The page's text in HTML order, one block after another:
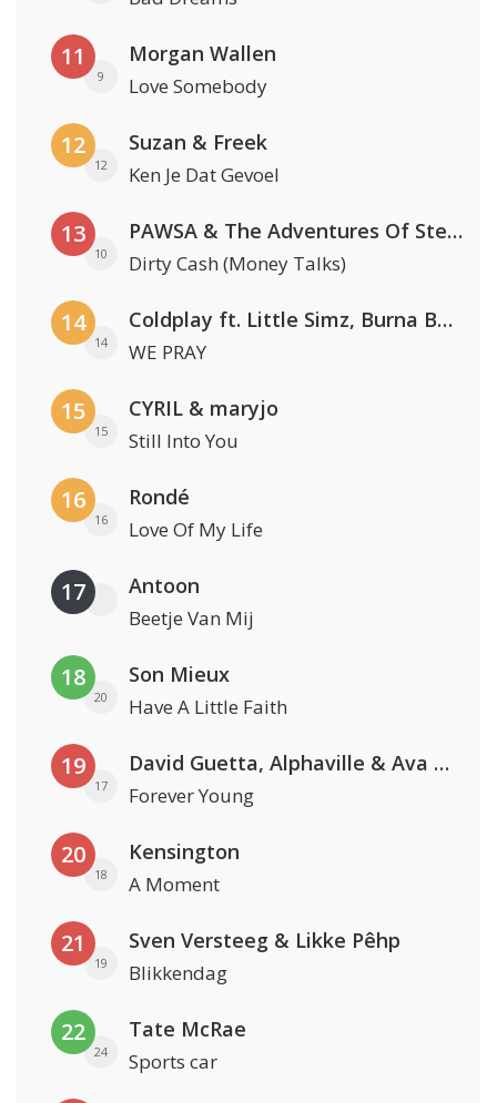
11
9
Morgan Wallen
Love Somebody
12
12
Suzan & Freek
Ken Je Dat Gevoel
13
10
PAWSA & The Adventures Of Stevie V
Dirty Cash (Money Talks)
14
14
Coldplay ft. Little Simz, Burna Boy, Elyanna & Tini
WE PRAY
15
15
CYRIL & maryjo
Still Into You
16
16
Rondé
Love Of My Life
17 Antoon
Beetje Van Mij
18
20
Son Mieux
Have A Little Faith
19
17
David Guetta, Alphaville & Ava Max
Forever Young
20
18
Kensington
A Moment
21
19
Sven Versteeg & Likke Pêhp
Blikkendag
22
24
Tate McRae
Sports car